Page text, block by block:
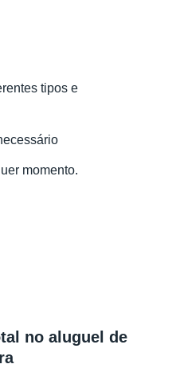
tipos e
momento.
no aluguel de